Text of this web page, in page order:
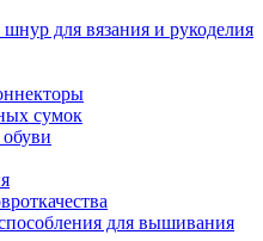
для вязания и рукоделия
сумок
для вышивания